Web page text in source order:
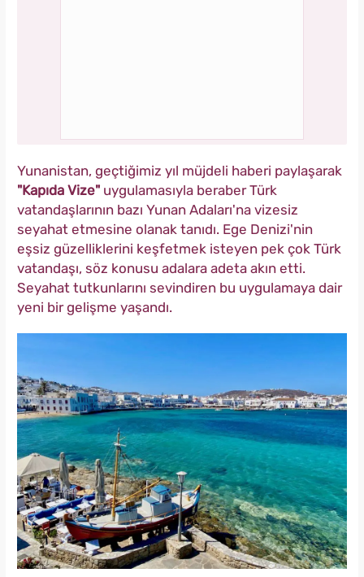
Yunanistan, geçtiğimiz yıl müjdeli haberi paylaşarak
"Kapıda Vize" uygulamasıyla beraber Türk
vatandaşlarının bazı Yunan Adaları'na vizesiz
seyahat etmesine olanak tanıdı. Ege Denizi'nin
eşsiz güzelliklerini keşfetmek isteyen pek çok Türk
vatandaşı, söz konusu adalara adeta akın etti.
Seyahat tutkunlarını sevindiren bu uygulamaya dair
yeni bir gelişme yaşandı.